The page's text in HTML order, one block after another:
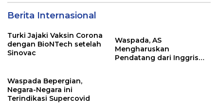
Berita Internasional
Turki Jajaki Vaksin Corona
dengan BioNTech setelah
Sinovac
Waspada, AS
Mengharuskan
Pendatang dari Inggris
Waspada Bepergian,
Negara-Negara ini
Terindikasi Supercovid